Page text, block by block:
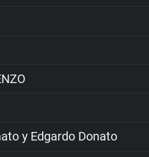
y Edgardo Donato